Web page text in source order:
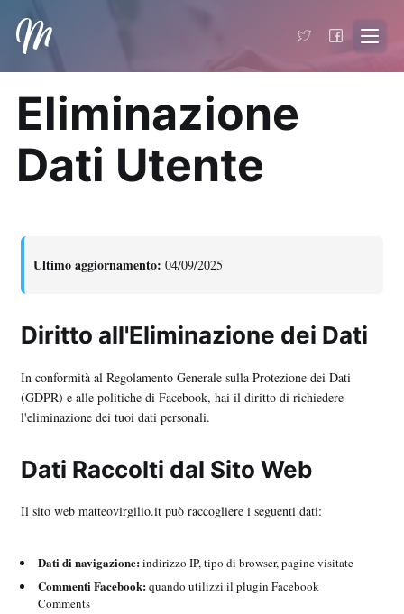
Eliminazione
Dati Utente
Ultimo aggiornamento: 04/09/2025
Diritto all'Eliminazione dei Dati
In conformità al Regolamento Generale sulla Protezione dei Dati
(GDPR) e alle politiche di Facebook, hai il diritto di richiedere
l'eliminazione dei tuoi dati personali.
Dati Raccolti dal Sito Web
Il sito web matteovirgilio.it può raccogliere i seguenti dati:
Dati di navigazione: indirizzo IP, tipo di browser, pagine visitate
Commenti Facebook: quando utilizzi il plugin Facebook
Comments